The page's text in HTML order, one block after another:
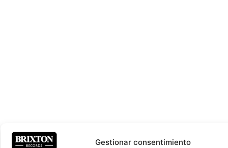
Gestionar consentimiento